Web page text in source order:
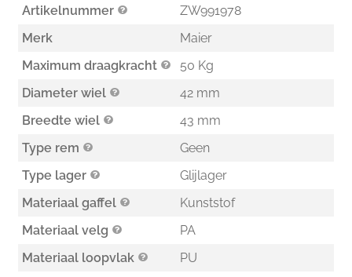
Artikelnummer
ZW991978
Merk
Maier
Maximum draagkracht
50 Kg
Diameter wiel
42 mm
Breedte wiel
43 mm
Type rem
Geen
Type lager
Glijlager
Materiaal gaffel
Kunststof
Materiaal velg
PA
Materiaal loopvlak
PU